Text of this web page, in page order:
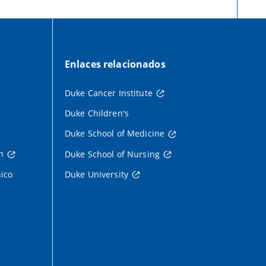
Enlaces relacionados
Duke Cancer Institute
Duke Children's
Duke School of Medicine
Duke School of Nursing
Duke University